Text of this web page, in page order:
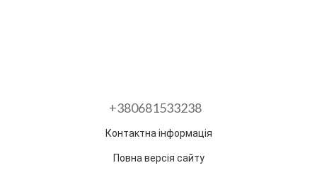
+380681533238
Контактна інформація
Повна версія сайту